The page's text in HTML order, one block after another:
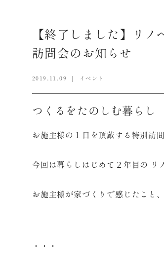
【終了しました】リ
訪問会のお知らせ
2019.11.09 イベント
つくるをたのしむ暮らし
お施主様の１日を頂戴する特別訪問
今回は暮らしはじめて２年目の リ
お施主様が家づくりで感じたこと
・・・